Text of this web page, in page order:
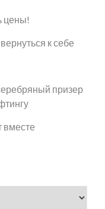
цены!
к себе
призер
вместе